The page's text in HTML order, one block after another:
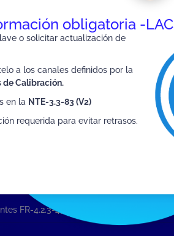
FR-4.2.3-47)
obligatoria -LAC
o solicitar actualización de
a los canales definidos por la
de Calibración.
en la NTE-3.3-83 (V2)
requerida para evitar retrasos.